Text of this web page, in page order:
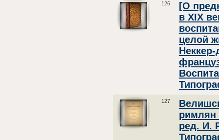
126
[О
в XIX
целой
127
римлян
ред. И.